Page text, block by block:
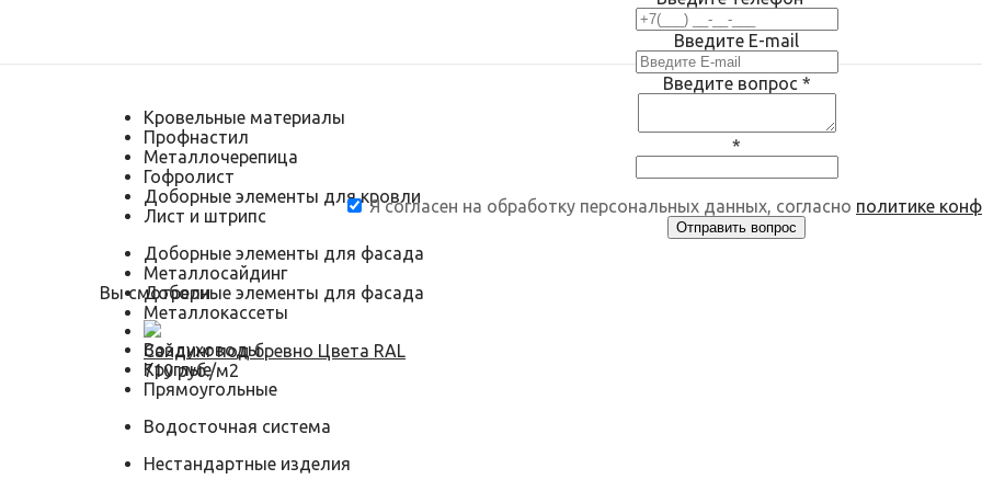
Введите E-mail
Введите вопрос *
*
Я согласен на обработку персональных данных, согласно политике
Вы смотрели
Сайдинг под бревно Цвета RAL
710 руб./м2
Кровельные материалы
Профнастил
Металлочерепица
Гофролист
Доборные элементы для кровли
Лист и штрипс
Доборные элементы для фасада
Металлосайдинг
Доборные элементы для фасада
Металлокассеты
Воздуховоды
Круглые
Прямоугольные
Водосточная система
Нестандартные изделия